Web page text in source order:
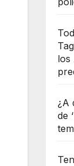
los
¿A
de